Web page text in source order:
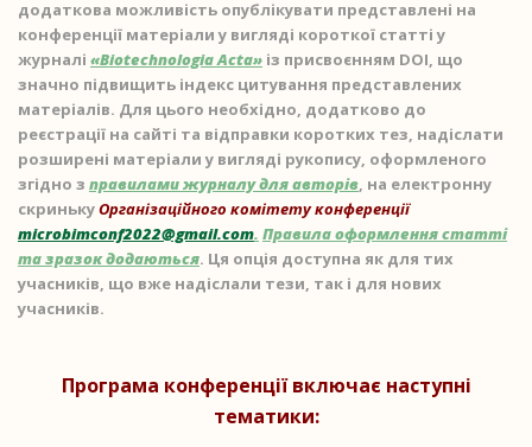
додаткова можливість опублікувати представлені на
конференції матеріали у вигляді короткої статті у
журналі «Biotechnologia Acta» із присвоєнням DOI, що
значно підвищить індекс цитування представлених
матеріалів. Для цього необхідно, додатково до
реєстрації на сайті та відправки коротких тез, надіслати
розширені матеріали у вигляді рукопису, оформленого
згідно з правилами журналу для авторів, на електронну
скринькуОрганізаційного комітету конференції
microbimconf2022@gmail.com. Правила оформлення статті
та зразок додаються. Ця опція доступна як для тих
учасників, що вже надіслали тези, так і для нових
учасників.
Програма конференції включає наступні
тематики: